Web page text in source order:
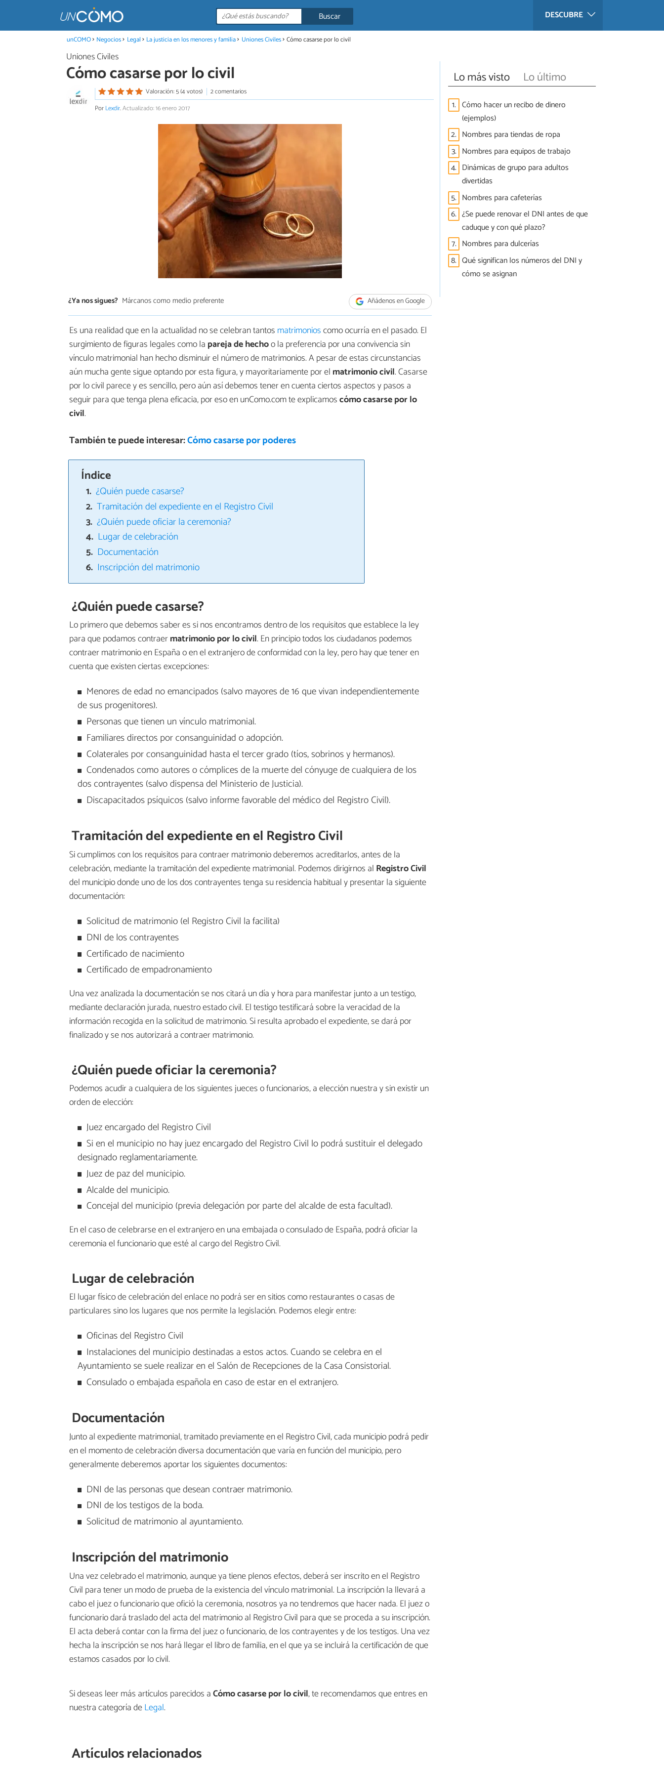
DESCUBRE
Buscar
unCOMO Negocios Legal La justicia en los menores y familia Uniones Civiles Cómo casarse por lo civil
Uniones Civiles
Cómo casarse por lo civil
Valoración: 5 (4 votos)
2 comentarios
PorLexdir.Actualizado: 16 enero 2017
¿Ya nos sigues? Márcanos como medio preferente Añádenos en Google
Es una realidad que en la actualidad no se celebran tantos matrimonioscomo ocurría en el pasado. El
surgimiento de figuras legales como la pareja de hechoo la preferencia por una convivencia sin
vínculo matrimonial han hecho disminuir el número de matrimonios. A pesar de estas circunstancias
aún mucha gente sigue optando por esta figura, y mayoritariamente por el matrimonio civil. Casarse
por lo civil parece y es sencillo, pero aún así debemos tener en cuenta ciertos aspectos y pasos a
seguir para que tenga plena eficacia, por eso en unComo.com te explicamoscómo casarse por lo
civil.
También te puede interesar:Cómo casarse por poderes
Índice
¿Quién puede casarse?
Tramitación del expediente en el Registro Civil
¿Quién puede oficiar la ceremonia?
Lugar de celebración
Documentación
Inscripción del matrimonio
¿Quién puede casarse?
Lo primero que debemos saber es si nos encontramos dentro de los requisitos que establece la ley
para que podamos contraermatrimonio por lo civil. En principio todos los ciudadanos podemos
contraer matrimonio en España o en el extranjero de conformidad con la ley, pero hay que tener en
cuenta que existen ciertas excepciones:
Menores de edad no emancipados (salvo mayores de 16 que vivan independientemente
de sus progenitores).
Personas que tienen un vínculo matrimonial.
Familiares directos por consanguinidad o adopción.
Colaterales por consanguinidad hasta el tercer grado (tíos, sobrinos y hermanos).
Condenados como autores o cómplices de la muerte del cónyuge de cualquiera de los
dos contrayentes (salvo dispensa del Ministerio de Justicia).
Discapacitados psíquicos (salvo informe favorable del médico del Registro Civil).
Tramitación del expediente en el Registro Civil
Si cumplimos con los requisitos para contraer matrimonio deberemos acreditarlos, antes de la
celebración, mediante la tramitación del expediente matrimonial. Podemos dirigirnos al Registro Civil
del municipio donde uno de los dos contrayentes tenga su residencia habitual y presentar la siguiente
documentación:
Solicitud de matrimonio (el Registro Civil la facilita)
DNI de los contrayentes
Certificado de nacimiento
Certificado de empadronamiento
Una vez analizada la documentación se nos citará un día y hora para manifestar junto a un testigo,
mediante declaración jurada, nuestro estado civil. El testigo testificará sobre la veracidad de la
información recogida en la solicitud de matrimonio. Si resulta aprobado el expediente, se dará por
finalizado y se nos autorizará a contraer matrimonio.
¿Quién puede oficiar la ceremonia?
Podemos acudir a cualquiera de los siguientes jueces o funcionarios, a elección nuestra y sin existir un
orden de elección:
Juez encargado del Registro Civil
Si en el municipio no hay juez encargado del Registro Civil lo podrá sustituir el delegado
designado reglamentariamente.
Juez de paz del municipio.
Alcalde del municipio.
Concejal del municipio (previa delegación por parte del alcalde de esta facultad).
En el caso de celebrarse en el extranjero en una embajada o consulado de España, podrá oficiar la
ceremonia el funcionario que esté al cargo del Registro Civil.
Lugar de celebración
El lugar físico de celebración del enlace no podrá ser en sitios como restaurantes o casas de
particulares sino los lugares que nos permite la legislación. Podemos elegir entre:
Oficinas del Registro Civil
Instalaciones del municipio destinadas a estos actos. Cuando se celebra en el
Ayuntamiento se suele realizar en el Salón de Recepciones de la Casa Consistorial.
Consulado o embajada española en caso de estar en el extranjero.
Documentación
Junto al expediente matrimonial, tramitado previamente en el Registro Civil, cada municipio podrá pedir
en el momento de celebración diversa documentación que varía en función del municipio, pero
generalmente deberemos aportar los siguientes documentos:
DNI de las personas que desean contraer matrimonio.
DNI de los testigos de la boda.
Solicitud de matrimonio al ayuntamiento.
Inscripción del matrimonio
Una vez celebrado el matrimonio, aunque ya tiene plenos efectos, deberá ser inscrito en el Registro
Civil para tener un modo de prueba de la existencia del vínculo matrimonial. La inscripción la llevará a
cabo el juez o funcionario que ofició la ceremonia, nosotros ya no tendremos que hacer nada. El juez o
funcionario dará traslado del acta del matrimonio al Registro Civil para que se proceda a su inscripción.
El acta deberá contar con la firma del juez o funcionario, de los contrayentes y de los testigos. Una vez
hecha la inscripción se nos hará llegar el libro de familia, en el que ya se incluirá la certificación de que
estamos casados por lo civil.
Si deseas leer más artículos parecidos aCómo casarse por lo civil, te recomendamos que entres en
nuestra categoría deLegal.
Lo más visto Lo último
1. Cómo hacer un recibo de dinero
(ejemplos)
2. Nombres para tiendas de ropa
3. Nombres para equipos de trabajo
4. Dinámicas de grupo para adultos
divertidas
5. Nombres para cafeterías
6. ¿Se puede renovar el DNI antes de que
caduque y con qué plazo?
7. Nombres para dulcerías
8. Qué significan los números del DNI y
cómo se asignan
Artículos relacionados